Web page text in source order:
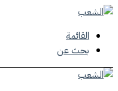
القائمة
بحث عن